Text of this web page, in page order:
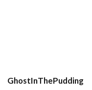
GhostInThePudding